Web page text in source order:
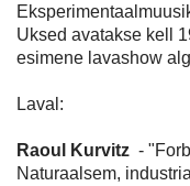
Uksed avatakse kell
esimene lavashow
Laval:
Raoul Kurvitz -
Naturaalsem,